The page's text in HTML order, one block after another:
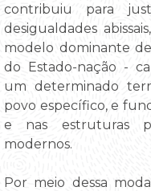
contribuiu para
desigualdades
modelo dominante
do Estado-nação -
um determinado
povo específico, e
e nas estruturas
modernos.
Por meio dessa